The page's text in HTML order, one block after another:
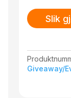
Slik
Giveaway/